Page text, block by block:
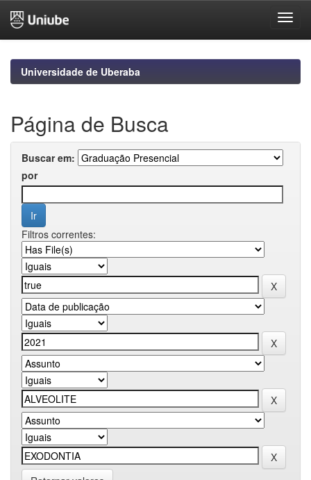
navigationUniversidade de Uberaba
Página de Busca
Buscar em:
por
Filtros correntes: